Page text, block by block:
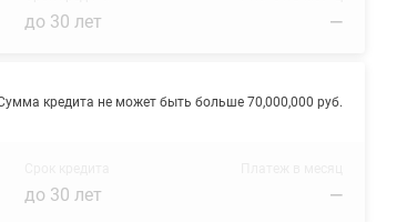
до 30 лет —
кредита не может быть больше 70,000,000 руб.
до 30 лет —